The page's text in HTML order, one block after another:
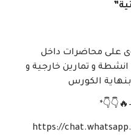
على محاضرات داخل
انشطة و تمارين خارجية و
https://